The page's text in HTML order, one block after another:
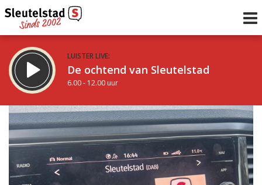
LUISTER LIVE:
De ochtend van Sleutelstad
6.00 - 12.00 uur
STRAKS:
De middag van Sleutelstad
12.00 - 17.00 uur
Vorig uur
uur 1 van 0 Volgend uur